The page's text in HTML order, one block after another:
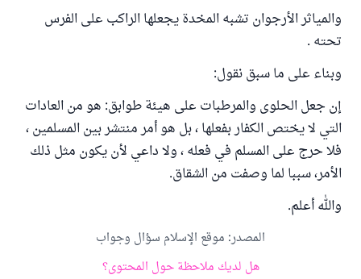
والمياثر الأرجوان تشبه المخدة يجعلها الراكب على الفرس
تحته .
وبناء على ما سبق نقول:
إن جعل الحلوى والمرطبات على هيئة طوابق: هو من العادات
التي لا يختص الكفار بفعلها ، بل هو أمر منتشر بين المسلمين ،
فلا حرج على المسلم في فعله ، ولا داعي لأن يكون مثل ذلك
الأمر، سببا لما وصفت من الشقاق.
والله أعلم.
المصدر:موقع الإسلام سؤال وجواب
هل لديك ملاحظة حول المحتوى؟